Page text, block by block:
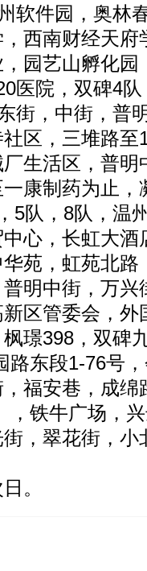
软件园，奥林
西南财经天
园艺山孵化园
医院，双碑4
街，中街，普
区，三堆路至
生活区，普明
康制药为止，
5队，8队，温
心，长虹大酒
苑，虹苑北路
明中街，万兴
区管委会，外
璟398，双碑
路东段1-76号
福安巷，成绵
，铁牛广场，
，翠花街，小
。